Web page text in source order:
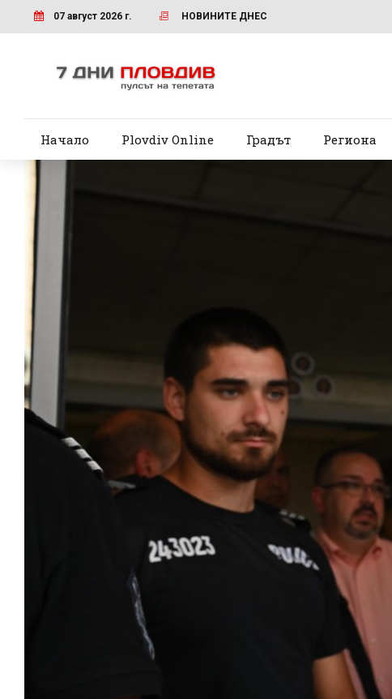
07 август 2026 г. НОВИНИТЕ ДНЕС
Начало Plovdiv Online Градът Региона